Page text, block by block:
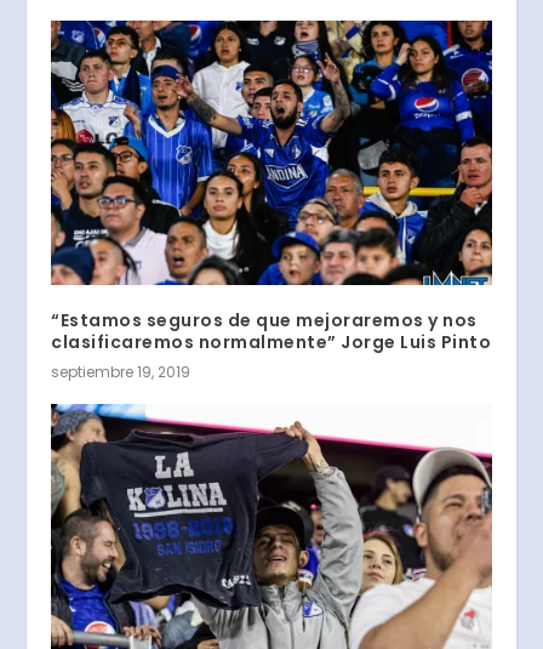
“Estamos seguros de que mejoraremos y nos
clasificaremos normalmente” Jorge Luis Pinto
septiembre 19, 2019